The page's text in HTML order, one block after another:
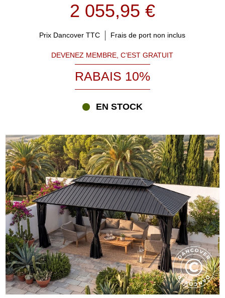
2 055,95 €
Prix Dancover TTC Frais de port non inclus
DEVENEZ MEMBRE, C’EST GRATUIT
RABAIS 10%
EN STOCK